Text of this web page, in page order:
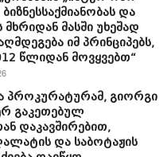
და
მასში უხეშად
იმ პრინციპებს,
წლიდან მოვყვებთ“
პროკურატურამ, გიორგი
გაკეთებულ
დაკავშირებით,
და საბოტაჟის